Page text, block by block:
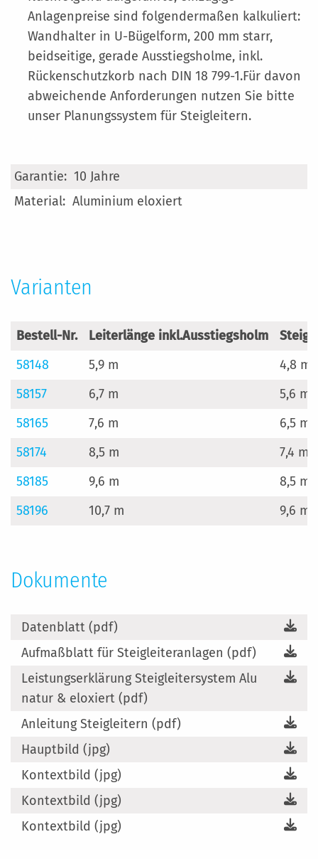
Anlagenpreise sind folgendermaßen kalkuliert:
Wandhalter in U-Bügelform, 200 mm starr,
beidseitige, gerade Ausstiegsholme, inkl.
Rückenschutzkorb nach DIN 18 799-1.Für davon
abweichende Anforderungen nutzen Sie bitte
unser Planungssystem für Steigleitern.
Mehr
Informationen
10 Jahre
Aluminium eloxiert
Varianten
Bestell-Nr. Leiterlänge inkl.Ausstiegsholm
58148
5,9 m
4,8 m
58157
6,7 m
5,6 m
58165
7,6 m
6,5 m
58174
8,5 m
7,4 m
58185
9,6 m
8,5 m
58196
10,7 m 9,6 m
Dokumente
Datenblatt (pdf)
Aufmaßblatt für Steigleiteranlagen (pdf)
Leistungserklärung Steigleitersystem Alu
natur & eloxiert (pdf)
Anleitung Steigleitern (pdf)
Hauptbild (jpg)
Kontextbild (jpg)
Kontextbild (jpg)
Kontextbild (jpg)